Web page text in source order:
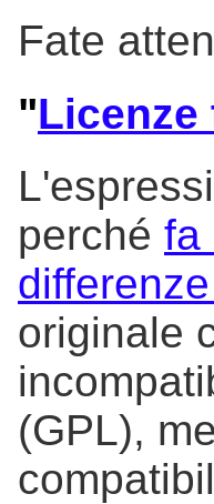
Fate
"Licenze
perché fa
originale
(GPL),